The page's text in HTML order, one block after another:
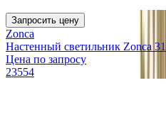
Запросить цену
Zonca
Настенный светильник Zonca
Цена по запросу
23554